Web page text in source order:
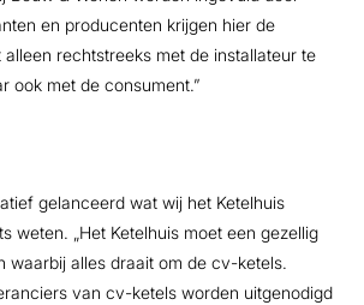
en producenten krijgen hier de
alleen rechtstreeks met de installateur te
ook met de consument.”
gelanceerd wat wij het Ketelhuis
weten. „Het Ketelhuis moet een gezellig
waarbij alles draait om de cv-ketels.
van cv-ketels worden uitgenodigd